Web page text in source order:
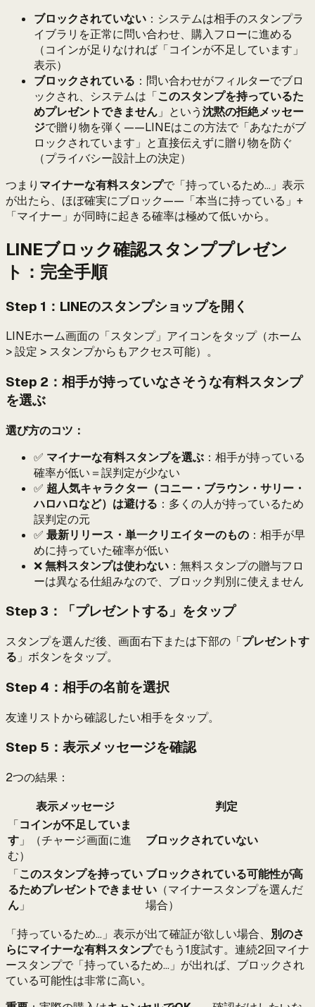
ブロックされていない ：システムは相手のスタンプラ
イブラリを正常に問い合わせ、購入フローに進める
（コインが足りなければ「コインが不足しています」
表示）
ブロックされている ：問い合わせがフィルターでブロ
ックされ、システムは「このスタンプを持っているた
めプレゼントできません 」という沈黙の拒絶メッセー
ジで贈り物を弾く——LINEはこの方法で「あなたがブ
ロックされています」と直接伝えずに贈り物を防ぐ
（プライバシー設計上の決定）
つまり マイナーな有料スタンプで「持っているため...」表示
が出たら、ほぼ確実にブロック——「本当に持っている」+
「マイナー」が同時に起きる確率は極めて低いから。
LINEブロック確認スタンププレゼン
ト：完全手順
Step 1：LINEのスタンプショップを開く
LINEホーム画面の「スタンプ」アイコンをタップ（ホーム
> 設定 > スタンプからもアクセス可能）。
Step 2：相手が持っていなさそうな有料スタンプ
を選ぶ
選び方のコツ：
✅ マイナーな有料スタンプを選ぶ ：相手が持っている
確率が低い＝誤判定が少ない
✅ 超人気キャラクター（コニー・ブラウン・サリー・
ハロハロなど）は避ける ：多くの人が持っているため
誤判定の元
✅ 最新リリース・単一クリエイターのもの ：相手が早
めに持っていた確率が低い
❌無料スタンプは使わない ：無料スタンプの贈与フロ
ーは異なる仕組みなので、ブロック判別に使えません
Step 3：「プレゼントする」をタップ
スタンプを選んだ後、画面右下または下部の「プレゼントす
る 」ボタンをタップ。
Step 4：相手の名前を選択
友達リストから確認したい相手をタップ。
Step 5：表示メッセージを確認
2つの結果：
表示メッセージ
判定
「コインが不足していま
す 」（チャージ画面に進
む）
ブロックされていない
「このスタンプを持ってい
るためプレゼントできませ
ん 」
ブロックされている可能性が高
い （マイナースタンプを選んだ
場合）
「持っているため...」表示が出て確証が欲しい場合、 別のさ
らにマイナーな有料スタンプでもう1度試す。連続2回マイナ
ースタンプで「持っているため...」が出れば、ブロックされ
ている可能性は非常に高い。